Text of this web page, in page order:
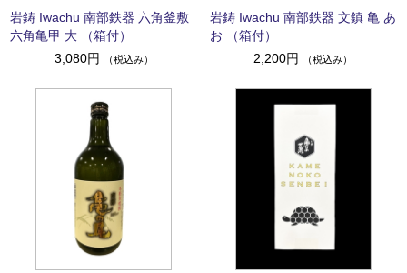
岩鋳 Iwachu 南部鉄器 六角釜敷
六角亀甲 大 （箱付）
3,080円
（税込み）
岩鋳 Iwachu 南部鉄器 文鎮 亀 あ
お （箱付）
2,200円
（税込み）